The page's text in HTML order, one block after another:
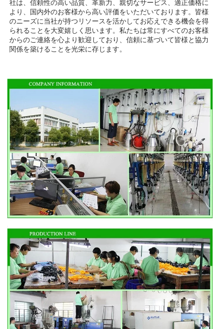
社は、信頼性の高い品質、革新力、親切なサービス、適正価格に
より、国内外のお客様から高い評価をいただいております。皆様
のニーズに当社が持つリソースを活かしてお応えできる機会を得
られることを大変嬉しく思います。私たちは常にすべてのお客様
からのご連絡を心より歓迎しており、信頼に基づいて皆様と協力
関係を築けることを光栄に存じます。